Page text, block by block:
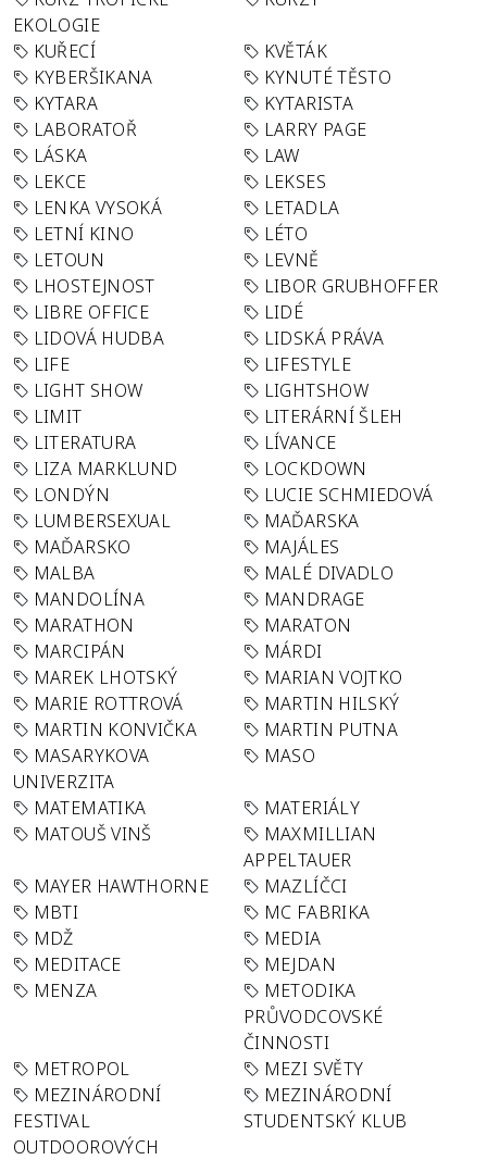
EKOLOGIE
KUŘECÍ
KVĚTÁK
KYBERŠIKANA
KYNUTÉ TĚSTO
KYTARA
KYTARISTA
LABORATOŘ
LARRY PAGE
LÁSKA
LAW
LEKCE
LEKSES
LENKA VYSOKÁ
LETADLA
LETNÍ KINO
LÉTO
LETOUN
LEVNĚ
LHOSTEJNOST
LIBOR GRUBHOFFER
LIBRE OFFICE
LIDÉ
LIDOVÁ HUDBA
LIDSKÁ PRÁVA
LIFE
LIFESTYLE
LIGHT SHOW
LIGHTSHOW
LIMIT
LITERÁRNÍ ŠLEH
LITERATURA
LÍVANCE
LIZA MARKLUND
LOCKDOWN
LONDÝN
LUCIE SCHMIEDOVÁ
LUMBERSEXUAL
MAĎARSKA
MAĎARSKO
MAJÁLES
MALBA
MALÉ DIVADLO
MANDOLÍNA
MANDRAGE
MARATHON
MARATON
MARCIPÁN
MÁRDI
MAREK LHOTSKÝ
MARIAN VOJTKO
MARIE ROTTROVÁ
MARTIN HILSKÝ
MARTIN KONVIČKA
MARTIN PUTNA
MASARYKOVA
UNIVERZITA
MASO
MATEMATIKA
MATERIÁLY
MATOUŠ VINŠ
MAXMILLIAN
APPELTAUER
MAYER HAWTHORNE
MAZLÍČCI
MBTI
MC FABRIKA
MDŽ
MEDIA
MEDITACE
MEJDAN
MENZA
METODIKA
PRŮVODCOVSKÉ
ČINNOSTI
METROPOL
MEZI SVĚTY
MEZINÁRODNÍ
FESTIVAL
OUTDOOROVÝCH
MEZINÁRODNÍ
STUDENTSKÝ KLUB